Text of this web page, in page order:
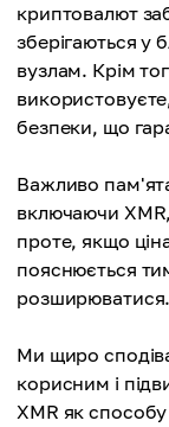
криптовалют
зберігаються у
вузлам. Крім
безпеки, що
Важливо
включаючи
проте, якщо
пояснюється
розширюватися.
Ми щиро
корисним і
XMR як